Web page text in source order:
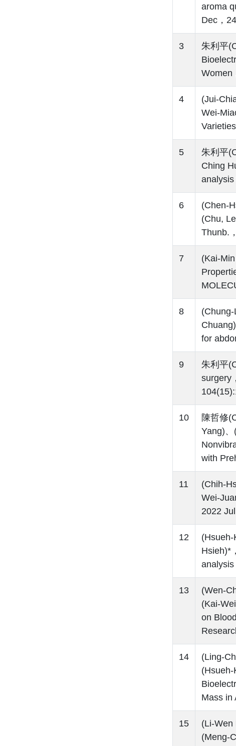
aroma
Dec，
3
朱利平
Women
4
(Jui-
Wei-
5
朱利平
Ching
6
(Chen-
(Chu,
Thunb.
7
(Kai-
8
for
9
朱利平
surgery
10
陳哲修
Yang)
with
11
(Chih-
Wei-
2022
12
Hsieh)*
13
(Wen-
(Kai-
on
14
(Ling-
Mass in
15
(Li-Wen
(Meng-